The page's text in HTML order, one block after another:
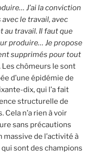
J’ai la conviction
le travail, avec
au travail. Il faut que
produire… Je propose
supprimés pour tout
Les chômeurs le sont
d’une épidémie de
dix, qui l’a fait
structurelle de
n’a rien à voir
sans précautions
de l’activité à
sont des champions